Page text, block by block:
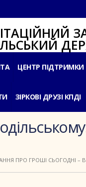
ЦЕНТР ПІДТРИМКИ
ЗІРКОВІ ДРУЗІ КПДІ
ПРО ГРОШІ СЬОГОДНІ –